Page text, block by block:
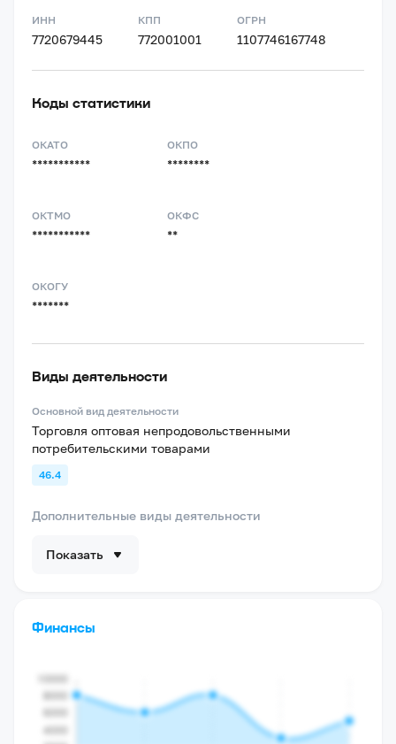
ИНН
7720679445
КПП
772001001
ОГРН
1107746167748
Коды статистики
ОКАТО
***********
ОКПО
********
ОКТМО
***********
ОКФС
**
ОКОГУ
*******
Виды деятельности
Основной вид деятельности
Торговля оптовая непродовольственными
потребительскими товарами
46.4
Дополнительные виды деятельности
Показать
Финансы